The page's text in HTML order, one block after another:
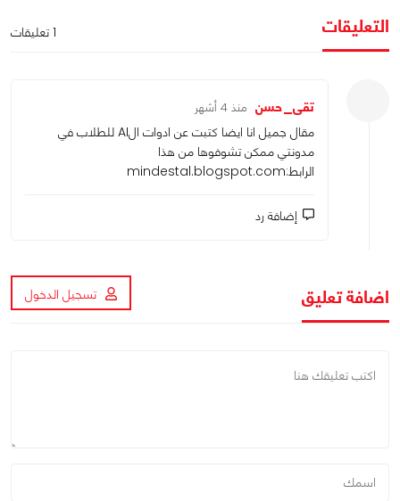
التعليقات 1 تعليقات
تقى_حسن منذ 4 أشهر
مقال جميل انا ايضا كتبت عن ادوات الAI للطلاب في
مدونتي ممكن تشوفوها من هذا
الرابط:mindestal.blogspot.com
إضافة رد
اضافة تعليق تسجيل الدخول